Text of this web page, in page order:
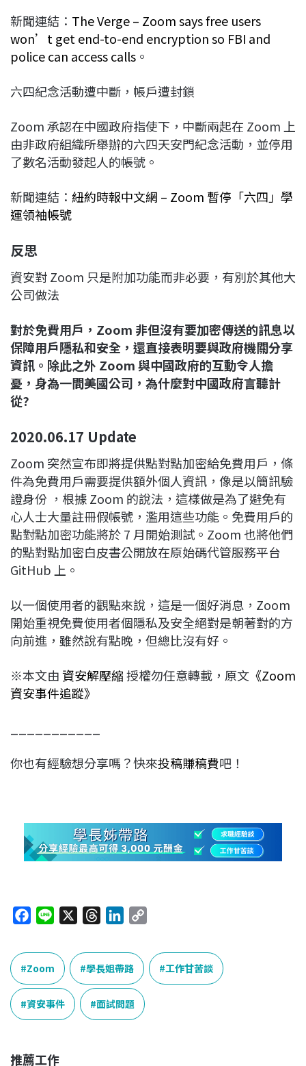
新聞連結： The Verge – Zoom says free users
won’t get end-to-end encryption so FBI and
police can access calls 。
六四紀念活動遭中斷，帳戶遭封鎖
Zoom 承認在中國政府指使下，中斷兩起在 Zoom 上
由非政府組織所舉辦的六四天安門紀念活動，並停用
了數名活動發起人的帳號。
新聞連結： 紐約時報中文網 – Zoom 暫停「六四」學
運領袖帳號
反思
資安對 Zoom 只是附加功能而非必要，有別於其他大
公司做法
對於免費用戶，Zoom 非但沒有要加密傳送的訊息以
保障用戶隱私和安全，還直接表明要與政府機關分享
資訊。除此之外 Zoom 與中國政府的互動令人擔
憂，身為一間美國公司，為什麼對中國政府言聽計
從?
2020.06.17 Update
Zoom 突然宣布即將提供點對點加密給免費用戶，條
件為免費用戶需要提供額外個人資訊，像是以簡訊驗
證身份 ，根據 Zoom 的說法，這樣做是為了避免有
心人士大量註冊假帳號，濫用這些功能。免費用戶的
點對點加密功能將於 7 月開始測試。Zoom 也將他們
的點對點加密白皮書公開放在原始碼代管服務平台
GitHub 上。
以一個使用者的觀點來說，這是一個好消息，Zoom
開始重視免費使用者個隱私及安全絕對是朝著對的方
向前進，雖然說有點晚，但總比沒有好。
※本文由資安解壓縮授權勿任意轉載，原文 《Zoom
資安事件追蹤》
你也有經驗想分享嗎？快來投稿賺稿費吧！
c
e
b
o
o
n
r
e
a
d
s
n
k
e
d
I
y
Zoom 學長姐帶路 工作甘苦談
資安事件 面試問題
推薦工作